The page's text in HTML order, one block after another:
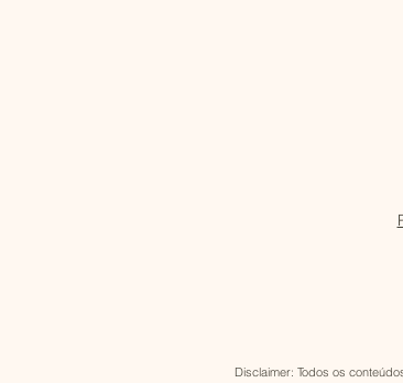
Disclaimer: Todos os